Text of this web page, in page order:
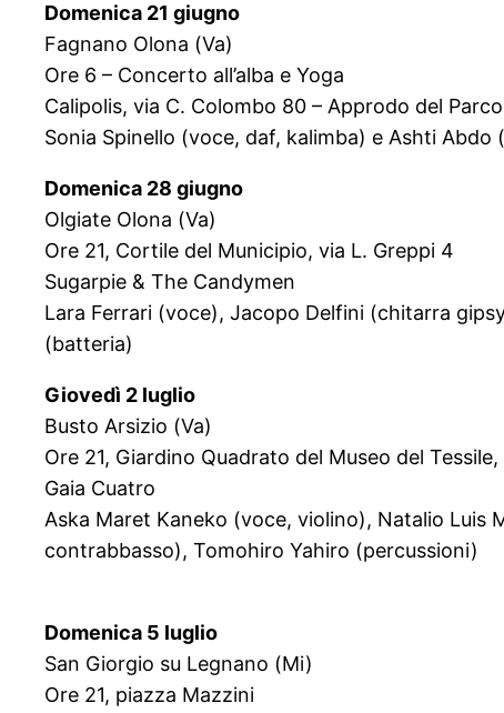
Domenica 21 giugno
Fagnano Olona (Va)
Ore 6 – Concerto all’alba e Yoga
Calipolis, via C. Colombo 80 – Approdo del
Sonia Spinello (voce, daf, kalimba) e Ashti
Domenica 28 giugno
Olgiate Olona (Va)
Ore 21, Cortile del Municipio, via L. Greppi 4
Sugarpie & The Candymen
Lara Ferrari (voce), Jacopo Delfini (chitarra
(batteria)
Giovedì 2 luglio
Busto Arsizio (Va)
Ore 21, Giardino Quadrato del Museo del
Gaia Cuatro
Aska Maret Kaneko (voce, violino), Natalio Luis
contrabbasso), Tomohiro Yahiro (percussioni)
Domenica 5 luglio
San Giorgio su Legnano (Mi)
Ore 21, piazza Mazzini